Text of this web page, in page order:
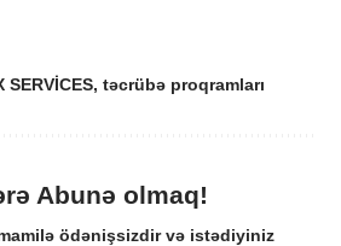
SERVİCES, təcrübə proqramları
Abunə olmaq!
ödənişsizdir və istədiyiniz